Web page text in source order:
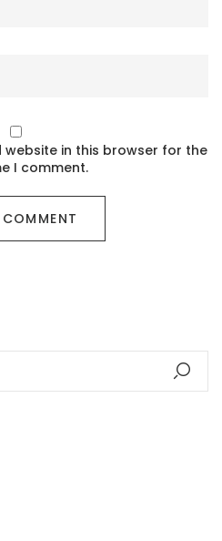
website in this browser for the
I comment.